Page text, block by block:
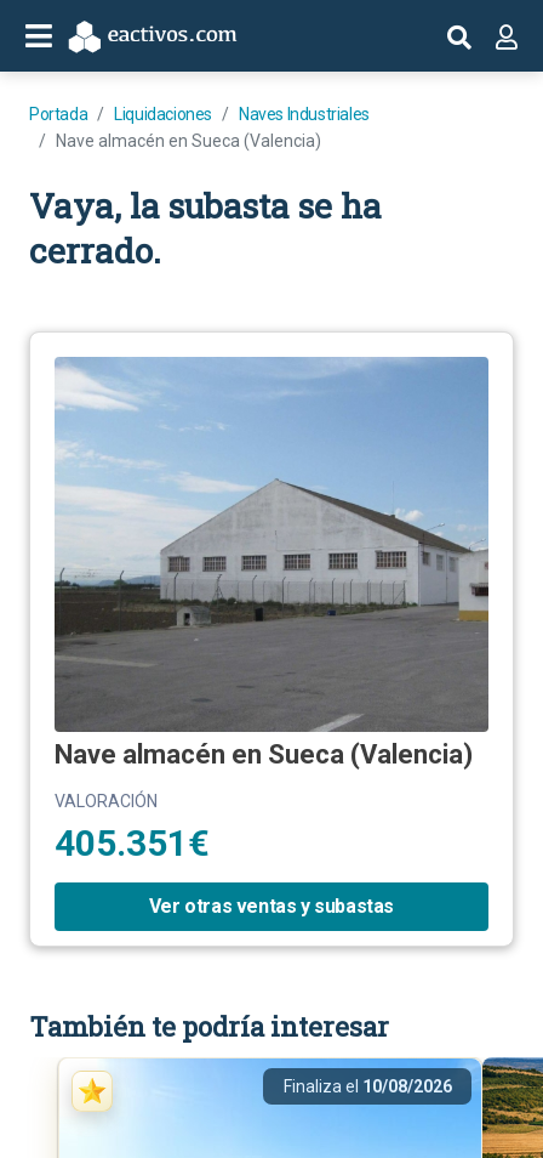
Portada Liquidaciones
Naves Industriales
Nave almacén en Sueca (Valencia)
Vaya, la subasta se ha
cerrado.
Nave almacén en Sueca (Valencia)
VALORACIÓN
405.351€
Ver otras ventas y subastas
También te podría interesar
Finaliza el 10/08/2026